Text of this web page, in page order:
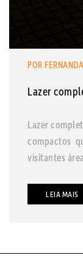
POR
Lazer
Lazer
compactos
visitantes
LEIA MAIS